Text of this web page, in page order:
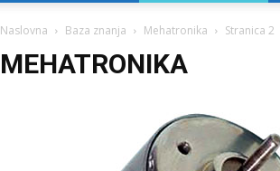
Naslovna Baza znanja Mehatronika Stranica 2
MEHATRONIKA